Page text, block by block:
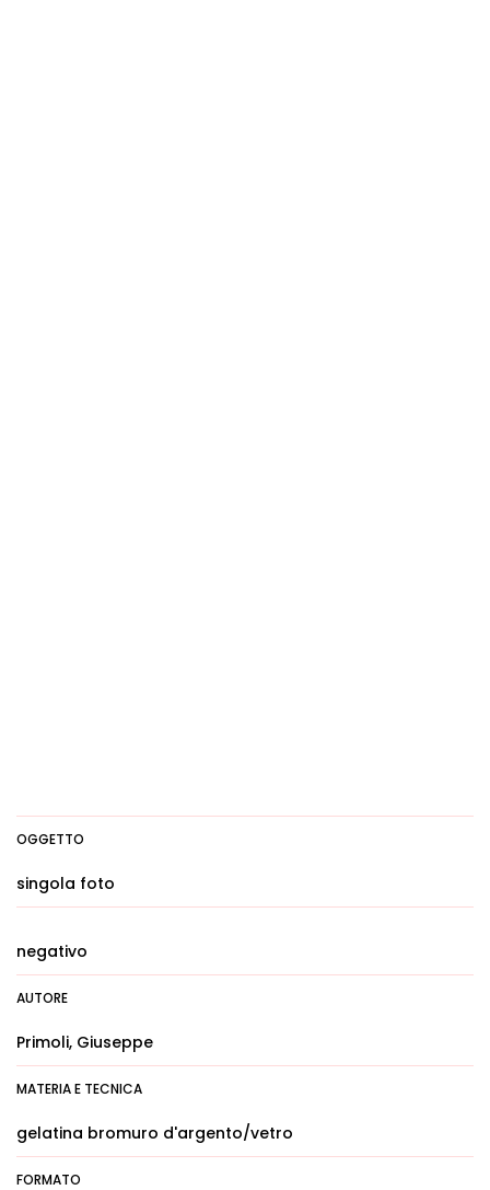
OGGETTO
singola foto
negativo
AUTORE
Primoli, Giuseppe
MATERIA E TECNICA
gelatina bromuro d'argento/vetro
FORMATO